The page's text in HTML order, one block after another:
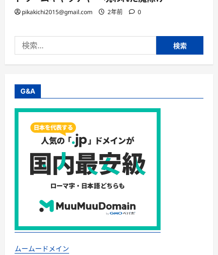
pikakichi2015@gmail.com 2年前 0
索:
G&A
ムームードメイン